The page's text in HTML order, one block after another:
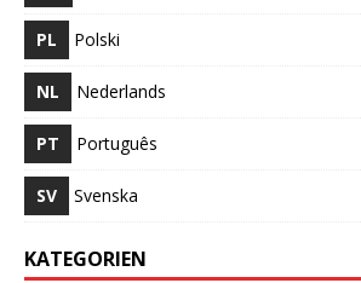
PL Polski
NL Nederlands
PT Português
SV Svenska
KATEGORIEN